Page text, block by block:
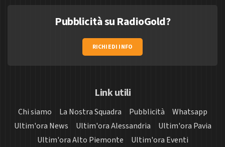
Pubblicità su RadioGold?
RICHIEDI INFO
Link utili
Chi siamo La Nostra Squadra Pubblicità
Whatsapp
Ultim'ora News
Ultim'ora Alessandria
Ultim'ora Pavia
Ultim'ora Alto Piemonte
Ultim'ora Eventi